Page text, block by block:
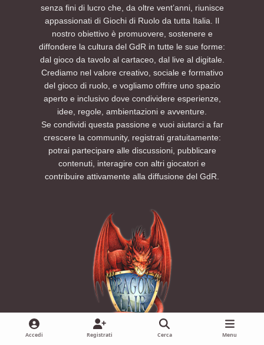
senza fini di lucro che, da oltre vent’anni, riunisce
appassionati di Giochi di Ruolo da tutta Italia. Il
nostro obiettivo è promuovere, sostenere e
diffondere la cultura del GdR in tutte le sue forme:
dal gioco da tavolo al cartaceo, dal live al digitale.
Crediamo nel valore creativo, sociale e formativo
del gioco di ruolo, e vogliamo offrire uno spazio
aperto e inclusivo dove condividere esperienze,
idee, regole, ambientazioni e avventure.
Se condividi questa passione e vuoi aiutarci a far
crescere la community, registrati gratuitamente:
potrai partecipare alle discussioni, pubblicare
contenuti, interagire con altri giocatori e
contribuire attivamente alla diffusione del GdR.
Accedi Registrati Cerca Menu